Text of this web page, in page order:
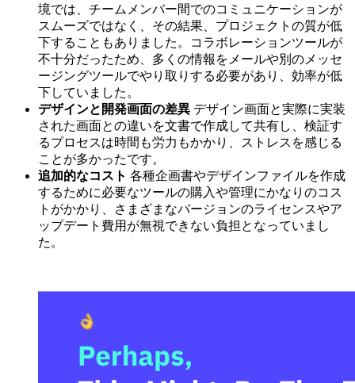
境では、チームメンバー間でのコミュニケーションが
スムーズではなく、その結果、プロジェクトの質が低
下することもありました。コラボレーションツールが
不十分だったため、多くの情報をメールや別のメッセ
ージングツールでやり取りする必要があり、効率が低
下していました。
デザインと開発画面の差異 デザイン画面と実際に実装
された画面との違いを文書で作成して共有し、検証す
るプロセスは時間も労力もかかり、ストレスを感じる
ことが多かったです。
追加的なコスト 各種企画書やデザインファイルを作成
するために必要なツールの購入や管理にかなりのコス
トがかかり、さまざまなバージョンのライセンスやア
ップデート費用が無視できない負担となっていまし
た。